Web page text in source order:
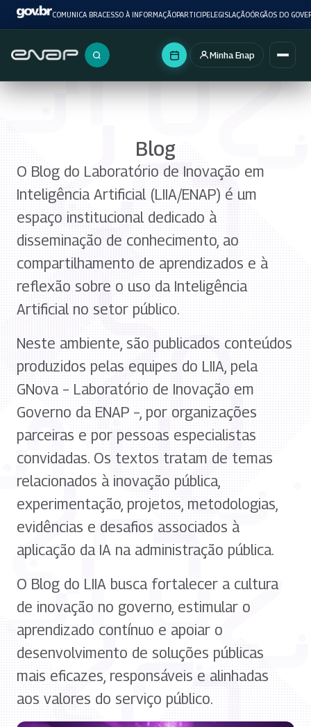
COMUNICA BRACESSO À INFORMAÇÃOPARTICIPELEGISLAÇÃOÓRGÃOS DO
Buscar no portal
Minha Enap
Blog
O Blog do Laboratório de Inovação em
Inteligência Artificial (LIIA/ENAP) é um
espaço institucional dedicado à
disseminação de conhecimento, ao
compartilhamento de aprendizados e à
reflexão sobre o uso da Inteligência
Artificial no setor público.
Neste ambiente, são publicados conteúdos
produzidos pelas equipes do LIIA, pela
GNova – Laboratório de Inovação em
Governo da ENAP –, por organizações
parceiras e por pessoas especialistas
convidadas. Os textos tratam de temas
relacionados à inovação pública,
experimentação, projetos, metodologias,
evidências e desafios associados à
aplicação da IA na administração pública.
O Blog do LIIA busca fortalecer a cultura
de inovação no governo, estimular o
aprendizado contínuo e apoiar o
desenvolvimento de soluções públicas
mais eficazes, responsáveis e alinhadas
aos valores do serviço público.